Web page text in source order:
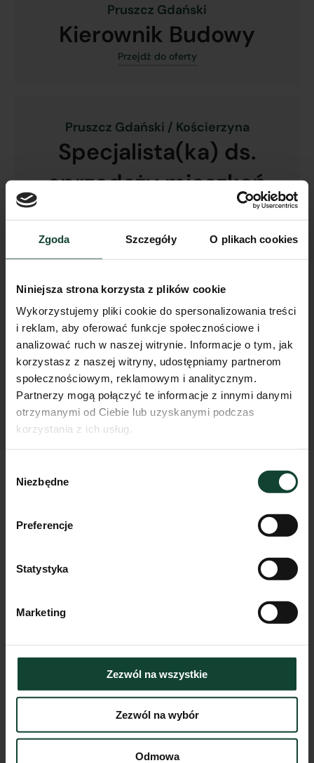
Zgoda Szczegóły O plikach cookies
Niniejsza strona korzysta z plików cookie
Wykorzystujemy pliki cookie do spersonalizowania treści
i reklam, aby oferować funkcje społecznościowe i
analizować ruch w naszej witrynie. Informacje o tym, jak
korzystasz z naszej witryny, udostępniamy partnerom
społecznościowym, reklamowym i analitycznym.
Partnerzy mogą połączyć te informacje z innymi danymi
otrzymanymi od Ciebie lub uzyskanymi podczas
korzystania z ich usług.
zgody
Niezbędne
Preferencje
Statystyka
Marketing
Zezwól na wszystkie
Zezwól na wybór
Odmowa
Pruszcz Gdański
Kierownik Budowy
Przejdź do oferty
Pruszcz Gdański / Kościerzyna
Specjalista(ka) ds.
sprzedaży mieszkań
Pracownik
ogólnobudowlany
Przejdź do oferty
Brak wakatu? Prześlij nam
swoje CV na później.